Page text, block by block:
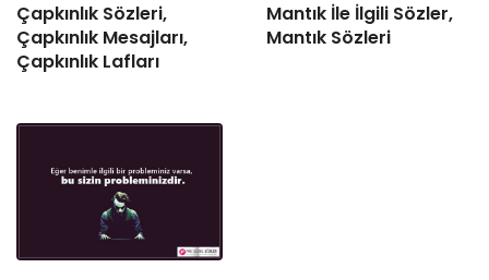
Çapkınlık Sözleri,
Çapkınlık Mesajları,
Çapkınlık Lafları
Mantık İle İlgili Sözler,
Mantık Sözleri